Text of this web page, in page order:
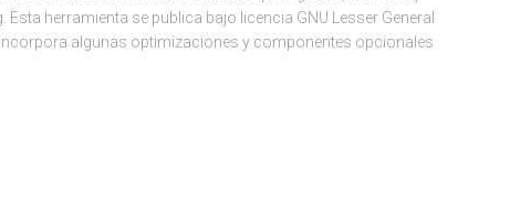
herramienta se publica bajo licencia GNU Lesser General
algunas optimizaciones y componentes opcionales